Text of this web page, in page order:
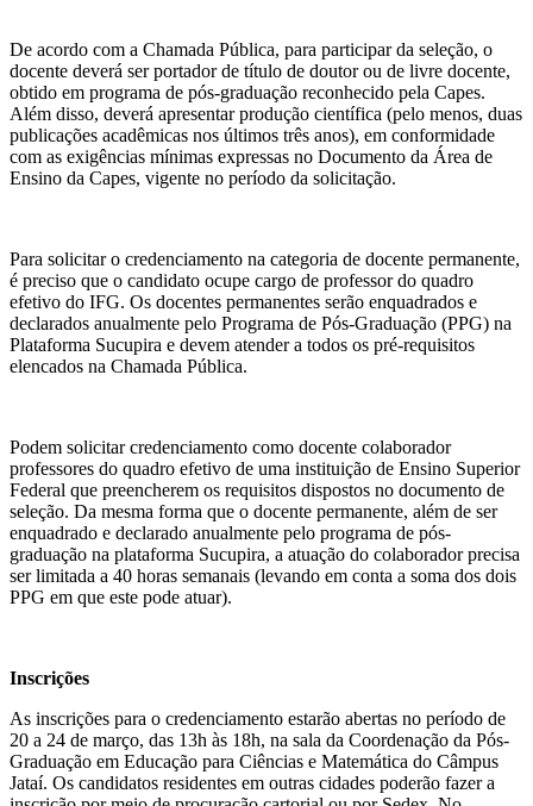
De acordo com a Chamada Pública, para participar da seleção, o
docente deverá ser portador de título de doutor ou de livre docente,
obtido em programa de pós-graduação reconhecido pela Capes.
Além disso, deverá apresentar produção científica (pelo menos, duas
publicações acadêmicas nos últimos três anos), em conformidade
com as exigências mínimas expressas no Documento da Área de
Ensino da Capes, vigente no período da solicitação.
Para solicitar o credenciamento na categoria de docente permanente,
é preciso que o candidato ocupe cargo de professor do quadro
efetivo do IFG. Os docentes permanentes serão enquadrados e
declarados anualmente pelo Programa de Pós-Graduação (PPG) na
Plataforma Sucupira e devem atender a todos os pré-requisitos
elencados na Chamada Pública.
Podem solicitar credenciamento como docente colaborador
professores do quadro efetivo de uma instituição de Ensino Superior
Federal que preencherem os requisitos dispostos no documento de
seleção. Da mesma forma que o docente permanente, além de ser
enquadrado e declarado anualmente pelo programa de pós-
graduação na plataforma Sucupira, a atuação do colaborador precisa
ser limitada a 40 horas semanais (levando em conta a soma dos dois
PPG em que este pode atuar).
Inscrições
As inscrições para o credenciamento estarão abertas no período de
20 a 24 de março, das 13h às 18h, na sala da Coordenação da Pós-
Graduação em Educação para Ciências e Matemática do Câmpus
Jataí. Os candidatos residentes em outras cidades poderão fazer a